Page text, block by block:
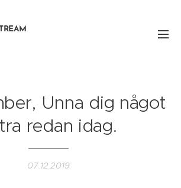
Unna dig något
redan idag.
07.12.2019